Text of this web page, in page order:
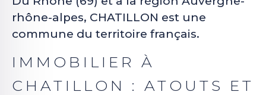
rhône-alpes, CHATILLON est une
commune du territoire français.
IMMOBILIER À
CHATILLON : ATOUTS ET